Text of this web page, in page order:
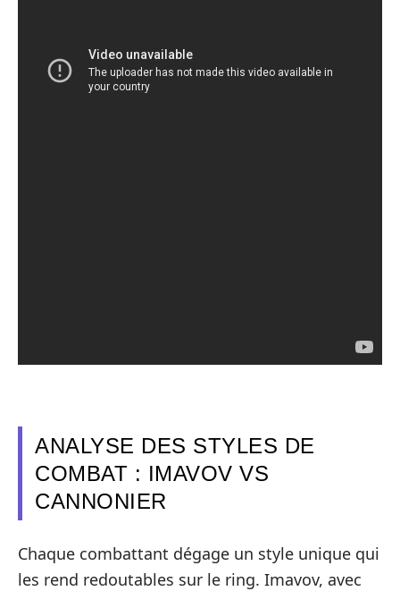
ANALYSE DES STYLES DE
COMBAT : IMAVOV VS
CANNONIER
Chaque combattant dégage un style unique qui
les rend redoutables sur le ring. Imavov, avec